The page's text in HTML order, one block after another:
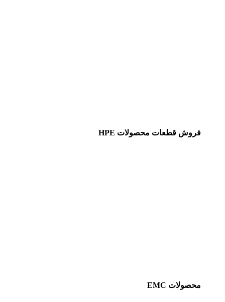
فروش قطعات محصولات HPE
محصولات EMC